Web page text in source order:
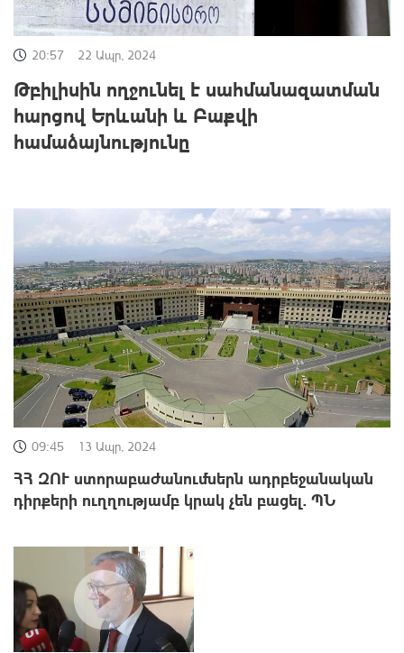
20:57 22 Ապր, 2024
Թբիլիսին ողջունել է սահմանազատման
հարցով Երևանի և Բաքվի
համաձայնությունը
09:45 13 Ապր, 2024
ՀՀ ԶՈՒ ստորաբաժանումներն ադրբեջանական
դիրքերի ուղղությամբ կրակ չեն բացել. ՊՆ